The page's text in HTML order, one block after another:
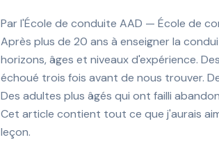
Par l'École de conduite AAD — École de
Après plus de 20 ans à enseigner la
horizons, âges et niveaux d'expérience.
échoué trois fois avant de nous trouver.
Des adultes plus âgés qui ont failli
Cet article contient tout ce que j'aurais
leçon.